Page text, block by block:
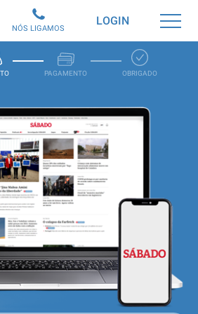
PAGAMENTO OBRIGADO
LOGIN
NÓS LIGAMOS